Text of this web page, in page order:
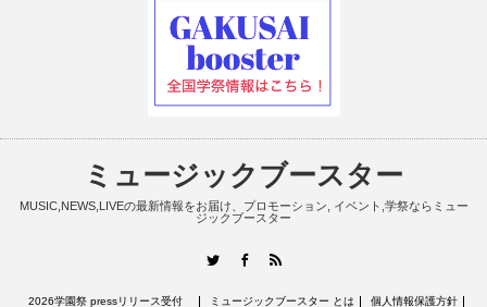
ミュージックブースター
MUSIC,NEWS,LIVEの最新情報をお届け、プロモーション, イベント,学祭ならミュー
ジックブースター
TwitterFacebook
2026学園祭 pressリリース受付 ミュージックブースター とは
個人情報保護方針